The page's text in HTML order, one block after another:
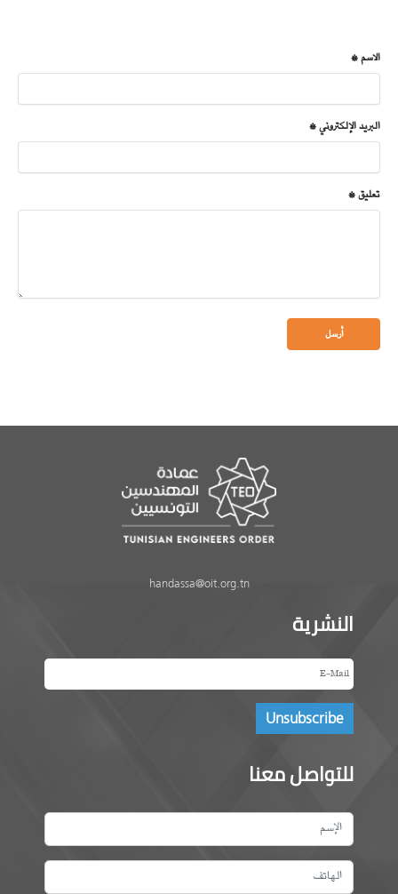
الاسم *
البريد الإلكتروني *
تعليق *
handassa@oit.org.tn
النشرية
للتواصل معنا